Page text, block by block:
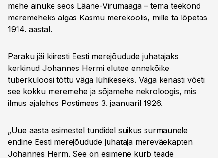
mehe ainuke seos Lääne-Virumaaga – tema teekond
meremeheks algas Käsmu merekoolis, mille ta lõpetas
1914. aastal.
Paraku jäi kiiresti Eesti merejõudude juhatajaks
kerkinud Johannes Hermi elutee ennekõike
tuberkuloosi tõttu väga lühikeseks. Väga kenasti võeti
see kokku meremehe ja sõjamehe nekroloogis, mis
ilmus ajalehes Postimees 3. jaanuaril 1926.
„Uue aasta esimestel tundidel suikus surmaunele
endine Eesti merejõudude juhataja mereväekapten
Johannes Herm. See on esimene kurb teade